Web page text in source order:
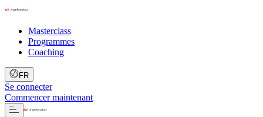
Masterclass
Programmes
Coaching
FR
Se connecter
Commencer maintenant